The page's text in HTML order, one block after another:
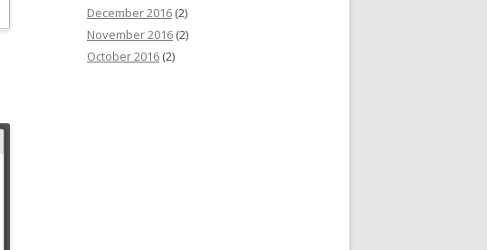
December 2016 (2)
November 2016 (2)
October 2016 (2)